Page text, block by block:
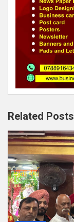
Related Posts